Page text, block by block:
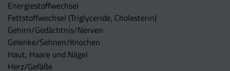
Energiestoffwechsel
Fettstoffwechsel (Triglyceride, Cholesterin)
Gehirn/Gedächtnis/Nerven
Gelenke/Sehnen/Knochen
Haut, Haare und Nägel
Herz/Gefäße